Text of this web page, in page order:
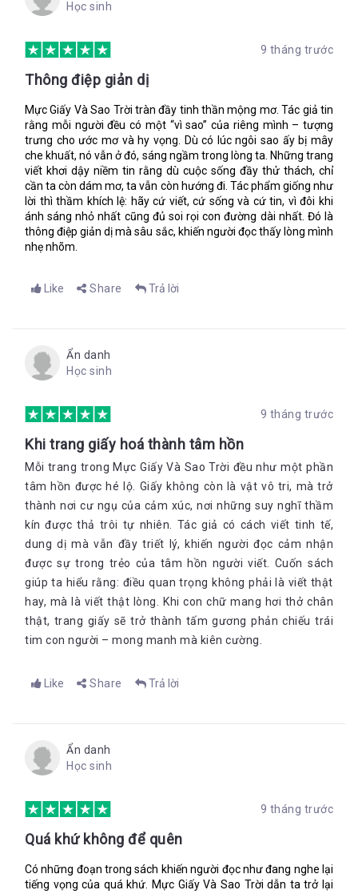
Ba biết là con đang nghi ngờ ba, Isa, nhưng ba tin chắc. Ba tin
rằng thuyền đó không phải của trái đất này, hay ít nhất, là
không phải của người trái đất. Hòn đảo đã tặng nó cho ông và
rồi lấy lại. Tất cả mọi thứ đều có một chu kỳ, Isabella, thói quen
trở về với cội nguồn. Mùa màng, nước, cuộc sống, có lẽ ngay
cả cây. Con không cần một bản đồ để tìm đường về. Mặc dù có
nó giúp ích hơn nhiều. Giờ con đã tin chưa?
Bản đồ của con vẫn chưa sống động được đến thế. Nhưng đây
là một sự khởi đầu! Con đã vẽ xong tấm bản đồ đầu tiên trong
đời. Viết tên của con lên góc trên này. Đây, con có thể sử dụng
bút lông công của ba.
I-S-A-B-E-L-L-A
Tôi biết đấy.
khổng lồ, chậm rãi như đang ngủ. Những đêm khác, khi mặt
trăng tròn và dày đặc, và những con sóng dâng cao như
những ngọn núi làm cho Pep ngao lên, nó lại trôi nhanh như
Vì vậy, câu trả lời là: một hòn đảo nối di chuyển nhanh như nó
Tình bạn tựa như những chòm sao
Lupe lấy ra một sợi dây chuyền vàng từ trong túi và đặt gọn nó
vào lòng bàn tay. Mặt dây chuyền bằng vàng được chạm trổ
sáng lấp lánh dưới ánh nắng mặt trời.
“Ba tớ mang tới từ Afrik đấy”, Lupe nói tiếp. “Ba tặng tớ nhân
dịp sinh nhật, nó là của bà tớ”.
“Có gì bên trong không?”
lớn hơn. Ông là người duy nhất giữ chìa khóa”.
mỗi một món quà thôi mà”.
Nhỏ nhìn tôi ngóng trông còn tôi giải vờ không hiểu những gì
làm tôi không kiềm được nữa bèn lấy một cuộn giấy ra từ
trong cặp.
“Sinh nhật vui vẻ!”, tôi nói. “Bản đồ được đánh dấu X”.
Chỉ là một tấm bản đồ đơn giản không có các đường sao và có
duy nhất một chiếc la bàn chỉ hướng bắc ở cuối bản đồ. Tôi
Học sinh
9 tháng trước
Thông điệp giản dị
Mực Giấy Và Sao Trời tràn đầy tinh thần mộng mơ. Tác giả tin
rằng mỗi người đều có một “vì sao” của riêng mình – tượng
trưng cho ước mơ và hy vọng. Dù có lúc ngôi sao ấy bị mây
che khuất, nó vẫn ở đó, sáng ngầm trong lòng ta. Những trang
viết khơi dậy niềm tin rằng dù cuộc sống đầy thử thách, chỉ
cần ta còn dám mơ, ta vẫn còn hướng đi. Tác phẩm giống như
lời thì thầm khích lệ: hãy cứ viết, cứ sống và cứ tin, vì đôi khi
ánh sáng nhỏ nhất cũng đủ soi rọi con đường dài nhất. Đó là
thông điệp giản dị mà sâu sắc, khiến người đọc thấy lòng mình
nhẹ nhõm.
Like Share Trả lời
Ẩn danh
Học sinh
9 tháng trước
Khi trang giấy hoá thành tâm hồn
Mỗi trang trong Mực Giấy Và Sao Trời đều như một phần
tâm hồn được hé lộ. Giấy không còn là vật vô tri, mà trở
thành nơi cư ngụ của cảm xúc, nơi những suy nghĩ thầm
kín được thả trôi tự nhiên. Tác giả có cách viết tinh tế,
dung dị mà vẫn đầy triết lý, khiến người đọc cảm nhận
được sự trong trẻo của tâm hồn người viết. Cuốn sách
giúp ta hiểu rằng: điều quan trọng không phải là viết thật
hay, mà là viết thật lòng. Khi con chữ mang hơi thở chân
thật, trang giấy sẽ trở thành tấm gương phản chiếu trái
tim con người – mong manh mà kiên cường.
Like Share Trả lời
Ẩn danh
Học sinh
9 tháng trước
Quá khứ không để quên
Có những đoạn trong sách khiến người đọc như đang nghe lại
tiếng vọng của quá khứ. Mực Giấy Và Sao Trời dẫn ta trở lại